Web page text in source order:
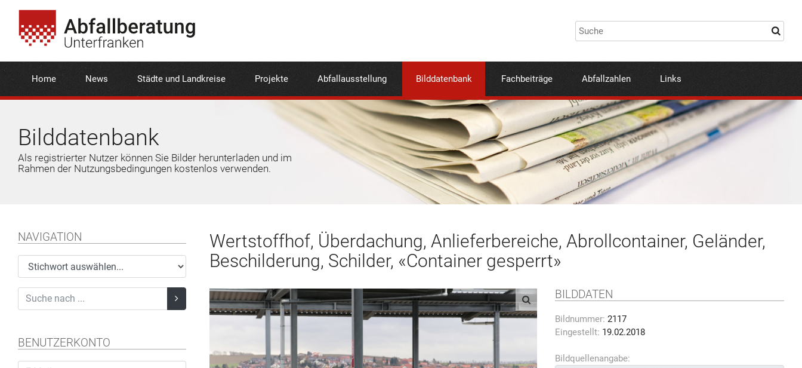
Home News Städte und Landkreise Projekte Abfallausstellung Bilddatenbank Fachbeiträge Abfallzahlen Links
Bilddatenbank
Als registrierter Nutzer können Sie Bilder herunterladen und im
Rahmen der Nutzungsbedingungen kostenlos verwenden.
NAVIGATION
BENUTZERKONTO
Wertstoffhof, Überdachung, Anlieferbereiche, Abrollcontainer, Geländer,
Beschilderung, Schilder, «Container gesperrt»
BILDDATEN
Bildnummer: 2117
Eingestellt: 19.02.2018
Bildquellenangabe: